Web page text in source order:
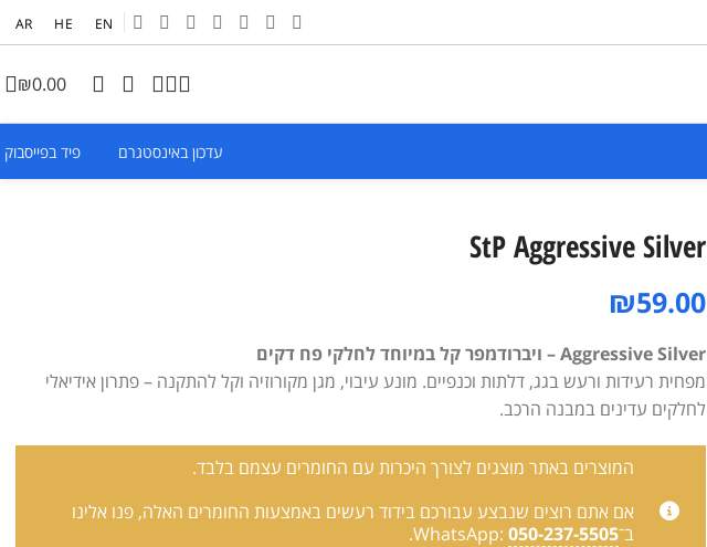
EN
HE
AR
₪0.00
עדכון באינסטגרם פיד בפייסבוק
StP Aggressive Silver
₪59.00
Aggressive Silver – ‏ויברודמפר קל במיוחד לחלקי פח דקים
מפחית רעידות ורעש בגג, דלתות וכנפיים. מונע עיבוי, מגן מקורוזיה וקל להתקנה – פתרון אידיאלי
לחלקים עדינים במבנה הרכב.
המוצרים באתר מוצגים לצורך היכרות עם החומרים עצמם בלבד.
אם אתם רוצים שנבצע עבורכם בידוד רעשים באמצעות החומרים האלה, פנו אלינו
ב־WhatsApp:050-237-5505
.